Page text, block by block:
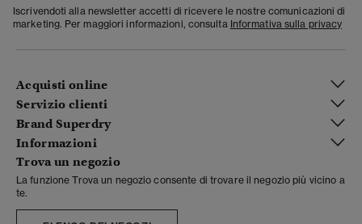
Iscrivendoti alla newsletter accetti di ricevere le nostre comunicazioni di
marketing. Per maggiori informazioni, consulta Informativa sulla privacy
Acquisti online
Servizio clienti
Brand Superdry
Informazioni
Trova un negozio
La funzione Trova un negozio consente di trovare il negozio più vicino a
te.